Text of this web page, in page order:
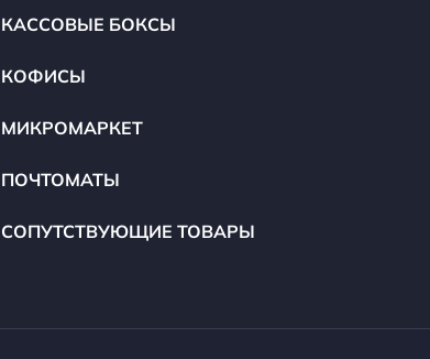
КАССОВЫЕ БОКСЫ
КОФИСЫ
МИКРОМАРКЕТ
ПОЧТОМАТЫ
СОПУТСТВУЮЩИЕ ТОВАРЫ